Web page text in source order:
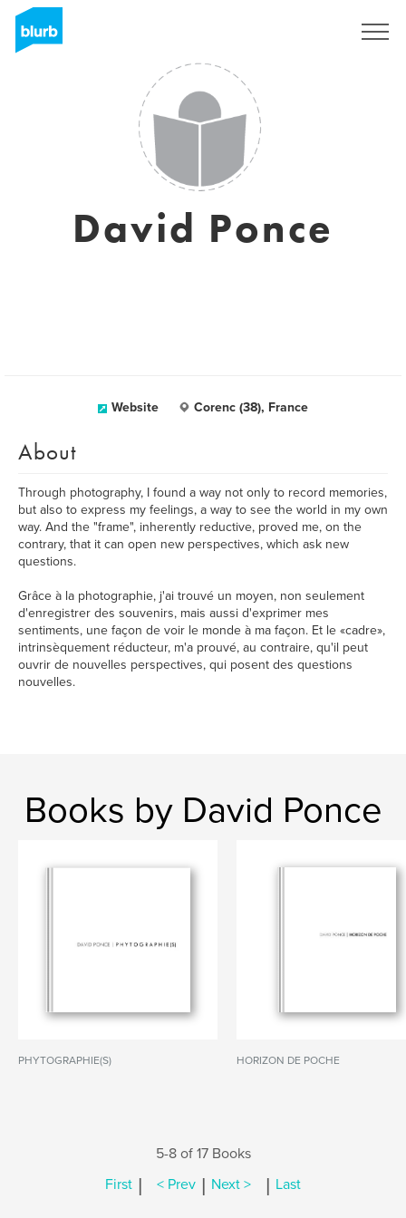
David Ponce
Website Corenc (38), France
About
Through photography, I found a way not only to record memories,
but also to express my feelings, a way to see the world in my own
way. And the "frame", inherently reductive, proved me, on the
contrary, that it can open new perspectives, which ask new
questions.
Grâce à la photographie, j'ai trouvé un moyen, non seulement
d'enregistrer des souvenirs, mais aussi d'exprimer mes
sentiments, une façon de voir le monde à ma façon. Et le «cadre»,
intrinsèquement réducteur, m'a prouvé, au contraire, qu'il peut
ouvrir de nouvelles perspectives, qui posent des questions
nouvelles.
Books by David Ponce
PHYTOGRAPHIE(S) HORIZON DE POCHE
5-8 of 17 Books
First | < Prev | Next > | Last